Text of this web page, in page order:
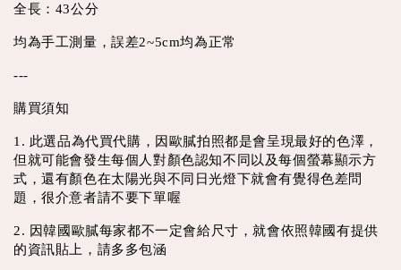
全長：43公分
均為手工測量，誤差2~5cm均為正常
---
購買須知
1. 此選品為代買代購，因歐膩拍照都是會呈現最好的色澤，
但就可能會發生每個人對顏色認知不同以及每個螢幕顯示方
式，還有顏色在太陽光與不同日光燈下就會有覺得色差問
題，很介意者請不要下單喔
2. 因韓國歐膩每家都不一定會給尺寸，就會依照韓國有提供
的資訊貼上，請多多包涵